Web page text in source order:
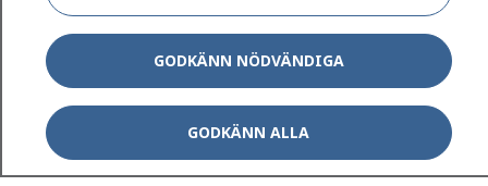
1177 på flera språk Show
Om 1177 Show
GODKÄNN NÖDVÄNDIGA
GODKÄNN ALLA